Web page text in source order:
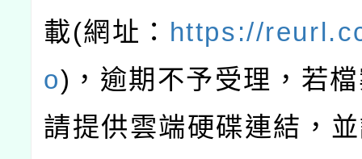
載(網址： https://
o)，逾期不予受理，若
請提供雲端硬碟連結，